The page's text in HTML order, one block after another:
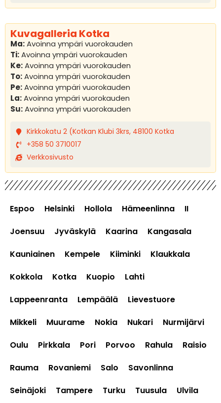
Kuvagalleria Kotka
Ma:Avoinna ympäri vuorokauden
Ti:Avoinna ympäri vuorokauden
Ke:Avoinna ympäri vuorokauden
To:Avoinna ympäri vuorokauden
Pe:Avoinna ympäri vuorokauden
La:Avoinna ympäri vuorokauden
Su:Avoinna ympäri vuorokauden
Kirkkokatu 2 (Kotkan Klubi 3krs, 48100 Kotka
+358 50 3710017
Verkkosivusto
Espoo Helsinki Hollola Hämeenlinna
II
Joensuu
Jyväskylä Kaarina
Kangasala
Kauniainen
Kempele Kiiminki
Klaukkala
Kokkola
Kotka Kuopio
Lahti
Lappeenranta
Lempäälä
Lievestuore
Mikkeli
Muurame Nokia Nukari
Nurmijärvi
Oulu
Pirkkala Pori Porvoo Rahula
Raisio
Rauma
Rovaniemi Salo
Savonlinna
Seinäjoki
Tampere Turku Tuusula Ulvila